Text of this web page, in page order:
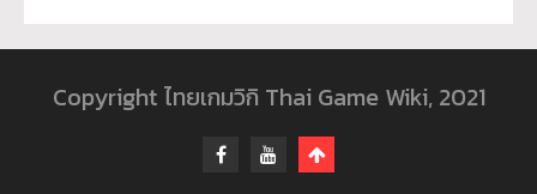
Copyright ไทยเกมวิกิ Thai Game Wiki, 2021